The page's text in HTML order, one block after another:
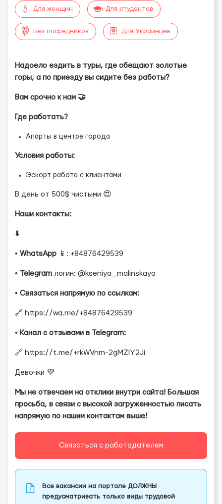
Для женщин Для студентов
Без посредников Для Украинцев
Надоело ездить в туры, где обещают золотые
горы, а по приезду вы сидите без работы?
Вам срочно к нам 🤝
Где работать?
Апарты в центре города
Условия работы:
Эскорт работа с клиентами
В день от 500$ чистыми 😍
Наши контакты:
⬇️
• WhatsApp 📱: +84876429539
• Telegram логин: @kseniya_malinskaya
• Связаться напрямую по ссылкам:
🔗 https://wa.me/+84876429539
• Канал с отзывами в Telegram:
🔗 https://t.me/+rkWVnm-2gMZlY2Ji
Девочки 💜
Мы не отвечаем на отклики внутри сайта! Большая
просьба, в связи с высокой загруженностью писать
напрямую по нашим контактам выше!
Связаться с работодателем
Все вакансии на портале ДОЛЖНЫ
предусматривать только виды трудовой